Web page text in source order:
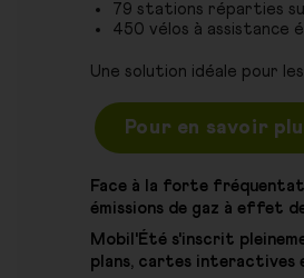
79 stations réparties
450 vélos à assistance
Une solution idéale pour
Pour en savoir
Face à la forte
émissions de gaz à effet
Mobil'Été s'inscrit
plans, cartes interactives